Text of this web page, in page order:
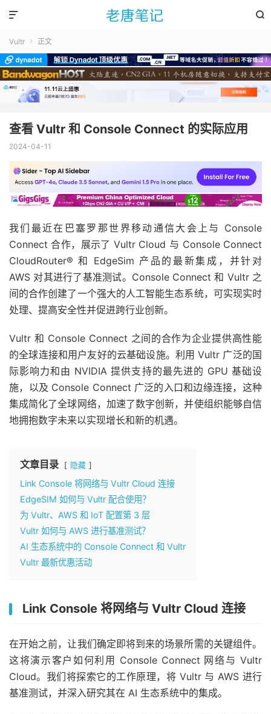


Vultr  正文
查看 Vultr 和 Console Connect 的实际应用
2024-04-11
我们最近在巴塞罗那世界移动通信大会上与 Console
Connect 合作，展示了 Vultr Cloud 与 Console Connect
CloudRouter® 和 EdgeSim 产品的最新集成，并针对
AWS 对其进行了基准测试。Console Connect 和 Vultr 之
间的合作创建了一个强大的人工智能生态系统，可实现实时
处理、提高安全性并促进跨行业创新。
Vultr 和 Console Connect 之间的合作为企业提供高性能
的全球连接和用户友好的云基础设施。利用 Vultr 广泛的国
际影响力和由 NVIDIA 提供支持的最先进的 GPU 基础设
施，以及 Console Connect 广泛的入口和边缘连接，这种
集成简化了全球网络，加速了数字创新，并使组织能够自信
地拥抱数字未来以实现增长和新的机遇。
文章目录 隐藏
Link Console 将网络与 Vultr Cloud 连接
EdgeSIM 如何与 Vultr 配合使用？
为 Vultr、AWS 和 IoT 配置第 3 层
Vultr 如何与 AWS 进行基准测试？
AI 生态系统中的 Console Connect 和 Vultr
Vultr 最新优惠活动
Link Console 将网络与 Vultr Cloud 连接
在开始之前，让我们确定即将到来的场景所需的关键组件。
这将演示客户如何利用 Console Connect 网络与 Vultr
Cloud。我们将探索它的工作原理，将 Vultr 与 AWS 进行
基准测试，并深入研究其在 AI 生态系统中的集成。